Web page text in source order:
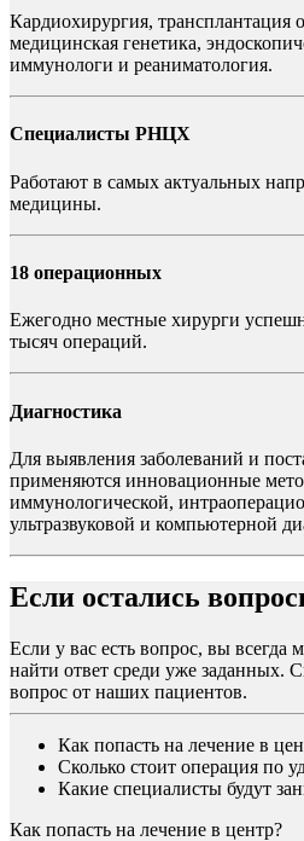
Кардиохирургия, трансплантация
медицинская генетика,
иммунологи и реаниматология.
Специалисты РНЦХ
Работают в самых актуальных
медицины.
18 операционных
Ежегодно местные хирурги
тысяч операций.
Диагностика
Для выявления заболеваний и
применяются инновационные
иммунологической,
ультразвуковой и компьютерной
Если остались
Если у вас есть вопрос, вы всегда
найти ответ среди уже заданных.
вопрос от наших пациентов.
Как попасть на лечение в
Сколько стоит операция по
Какие специалисты будут
Как попасть на лечение в центр?